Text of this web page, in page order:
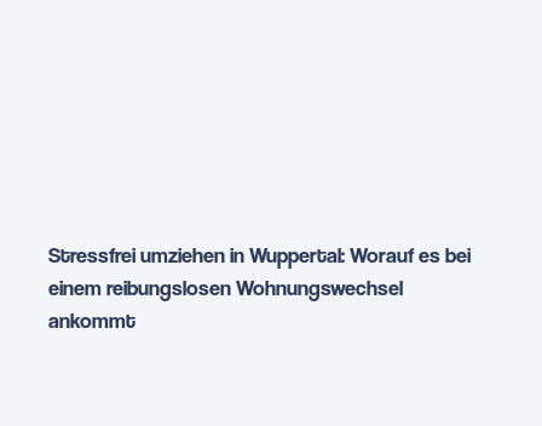
Stressfrei umziehen in Wuppertal: Worauf es bei
einem reibungslosen Wohnungswechsel
ankommt